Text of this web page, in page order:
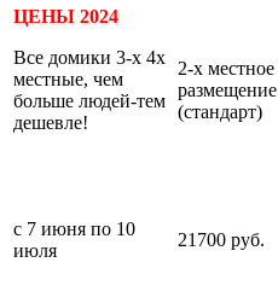
ЦЕНЫ 2024
Все домики 3-х 4х
местные, чем
больше людей-тем
дешевле!
2-х местное
размещение
(стандарт)
с 7 июня по 10
июля
21700 руб.